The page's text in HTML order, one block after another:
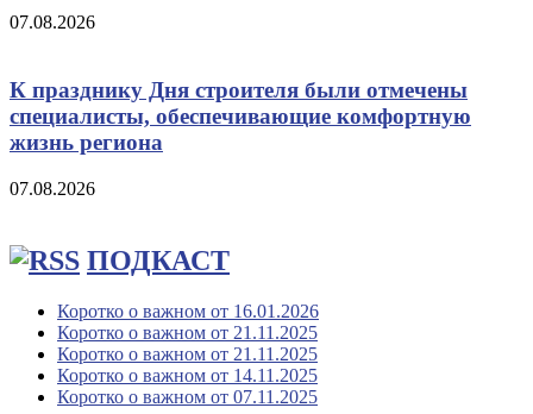
07.08.2026
К празднику Дня строителя были отмечены
специалисты, обеспечивающие комфортную
жизнь региона
07.08.2026
ПОДКАСТ
Коротко о важном от 16.01.2026
Коротко о важном от 21.11.2025
Коротко о важном от 21.11.2025
Коротко о важном от 14.11.2025
Коротко о важном от 07.11.2025